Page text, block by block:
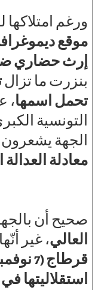
ورغم
موقع
إرث حضاري
بنزرت ما تزال
تحمل اسمها،
التونسية
الجهة يشعرون
معادلة العدالة
صحيح أن
العالي، غير
قرطاج (7 نوفمبر سابقًا)
استقلاليتها